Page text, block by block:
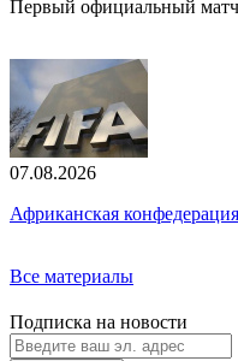
Первый официальный матч
07.08.2026
Африканская
Все материалы
Подписка на новости